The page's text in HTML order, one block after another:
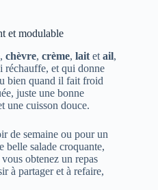
et modulable
, chèvre, crème, lait et ail,
réchauffe, et qui donne
bien quand il fait froid
juste une bonne
une cuisson douce.
de semaine ou pour un
belle salade croquante,
obtenez un repas
à partager et à refaire,